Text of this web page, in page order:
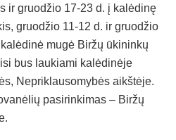
ir gruodžio 17-23 d. į kalėdinę
gruodžio 11-12 d. ir gruodžio
mugė Biržų ūkininkų
bus laukiami kalėdinėje
Nepriklausomybės aikštėje.
pasirinkimas – Biržų